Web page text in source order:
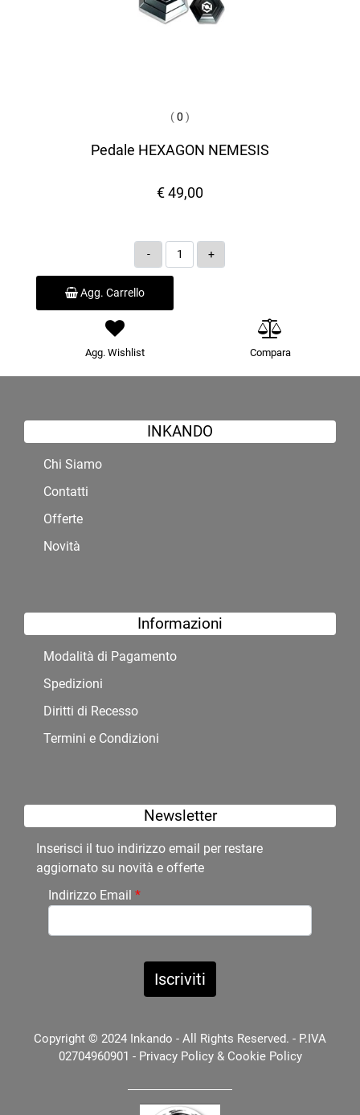
(0 )
Pedale HEXAGON NEMESIS
€ 49,00
Quantità
Agg. Carrello
Agg. Wishlist Compara
INKANDO
Chi Siamo
Contatti
Offerte
Novità
Informazioni
Modalità di Pagamento
Spedizioni
Diritti di Recesso
Termini e Condizioni
Newsletter
Inserisci il tuo indirizzo email per restare
aggiornato su novità e offerte
Indirizzo Email *
Copyright © 2024 Inkando - All Rights Reserved. - P.IVA
02704960901 - Privacy Policy& Cookie Policy